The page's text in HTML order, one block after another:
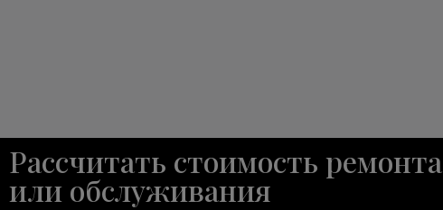
Рассчитать стоимость ремонта
или обслуживания